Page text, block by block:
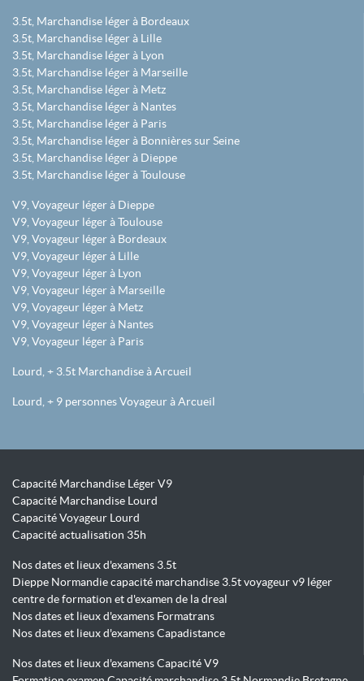
3.5t, Marchandise léger à Bordeaux
3.5t, Marchandise léger à Lille
3.5t, Marchandise léger à Lyon
3.5t, Marchandise léger à Marseille
3.5t, Marchandise léger à Metz
3.5t, Marchandise léger à Nantes
3.5t, Marchandise léger à Paris
3.5t, Marchandise léger à Bonnières sur Seine
3.5t, Marchandise léger à Dieppe
3.5t, Marchandise léger à Toulouse
V9, Voyageur léger à Dieppe
V9, Voyageur léger à Toulouse
V9, Voyageur léger à Bordeaux
V9, Voyageur léger à Lille
V9, Voyageur léger à Lyon
V9, Voyageur léger à Marseille
V9, Voyageur léger à Metz
V9, Voyageur léger à Nantes
V9, Voyageur léger à Paris
Lourd, + 3.5t Marchandise à Arcueil
Lourd, + 9 personnes Voyageur à Arcueil
Capacité Marchandise Léger V9
Capacité Marchandise Lourd
Capacité Voyageur Lourd
Capacité actualisation 35h
Nos dates et lieux d'examens 3.5t
Dieppe Normandie capacité marchandise 3.5t voyageur v9 léger
centre de formation et d'examen de la dreal
Nos dates et lieux d'examens Formatrans
Nos dates et lieux d'examens Capadistance
Nos dates et lieux d'examens Capacité V9